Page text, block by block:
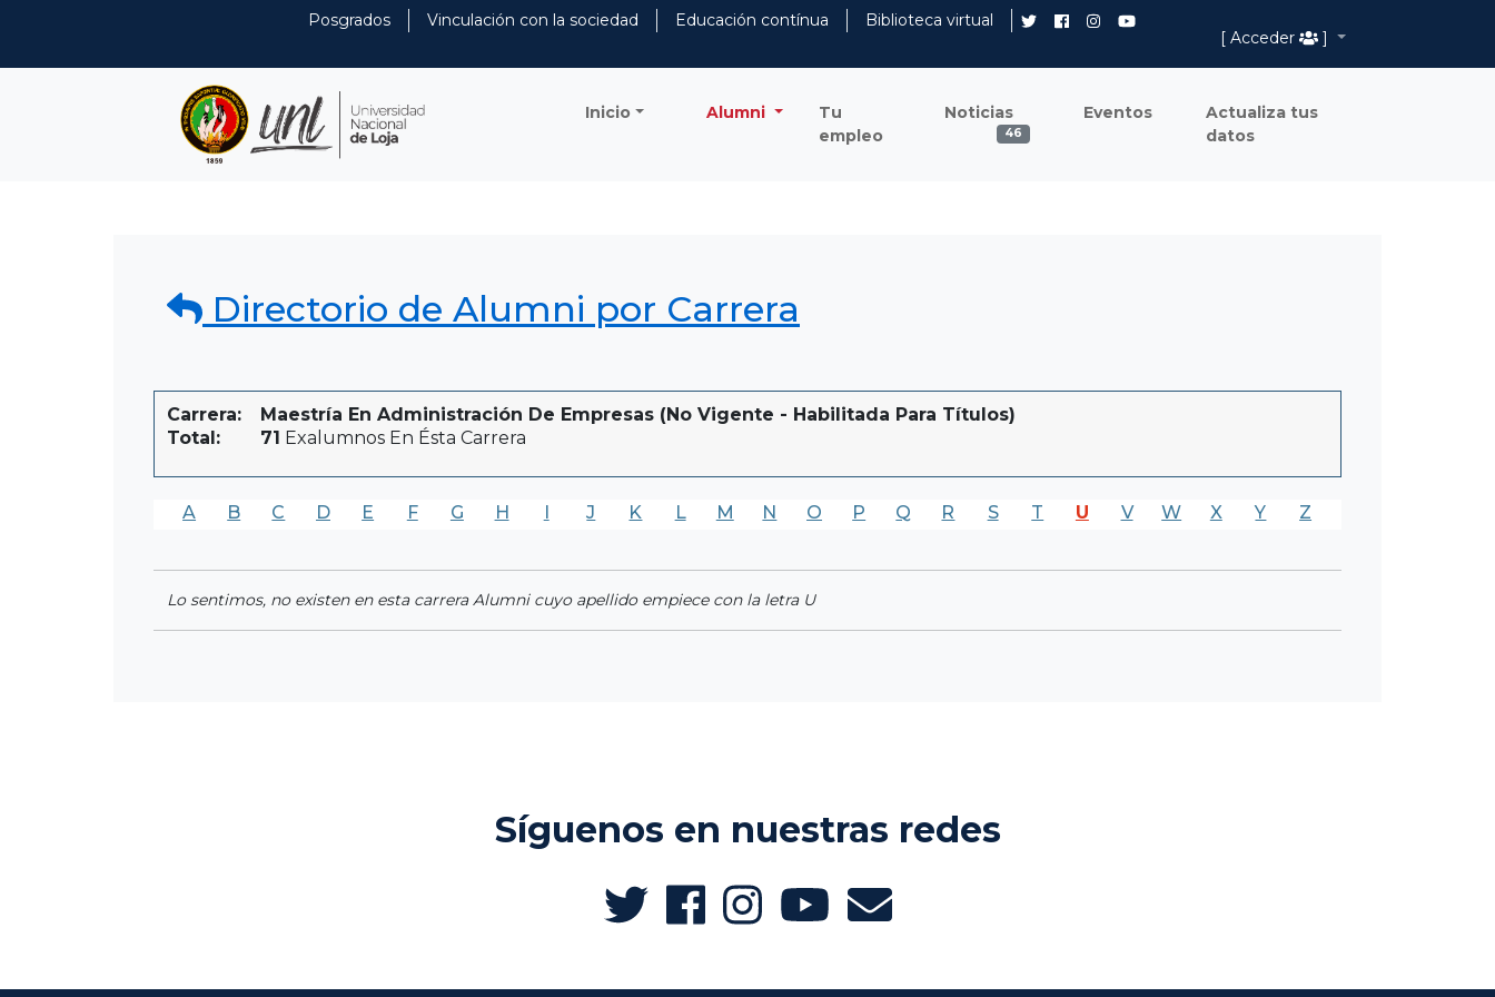
Posgrados Vinculación con la sociedad Educación contínua
Biblioteca virtual
[ Acceder
]
Inicio Alumni
Tu
empleo
Noticias
46
Eventos
Actualiza tus
datos
Directorio de Alumni por Carrera
Carrera:
Maestría En Administración De Empresas (No Vigente - Habilitada Para Títulos)
Total:
71 Exalumnos En Ésta Carrera
A B C D E F G H I J K L M N O P Q R S T U V W X Y Z
Lo sentimos, no existen en esta carrera Alumni cuyo apellido empiece con la letra U
Síguenos en nuestras redes